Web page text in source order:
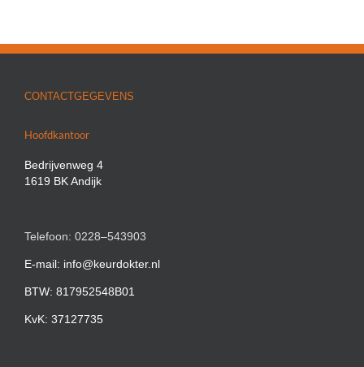
CONTACTGEGEVENS
Hoofdkantoor
Bedrijvenweg 4
1619 BK Andijk
Telefoon: 0228–543903
E-mail: info@keurdokter.nl
BTW: 817952548B01
KvK: 37127735